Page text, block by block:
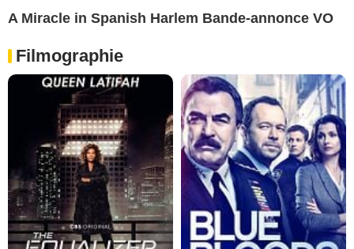
A Miracle in Spanish Harlem Bande-annonce VO
Filmographie